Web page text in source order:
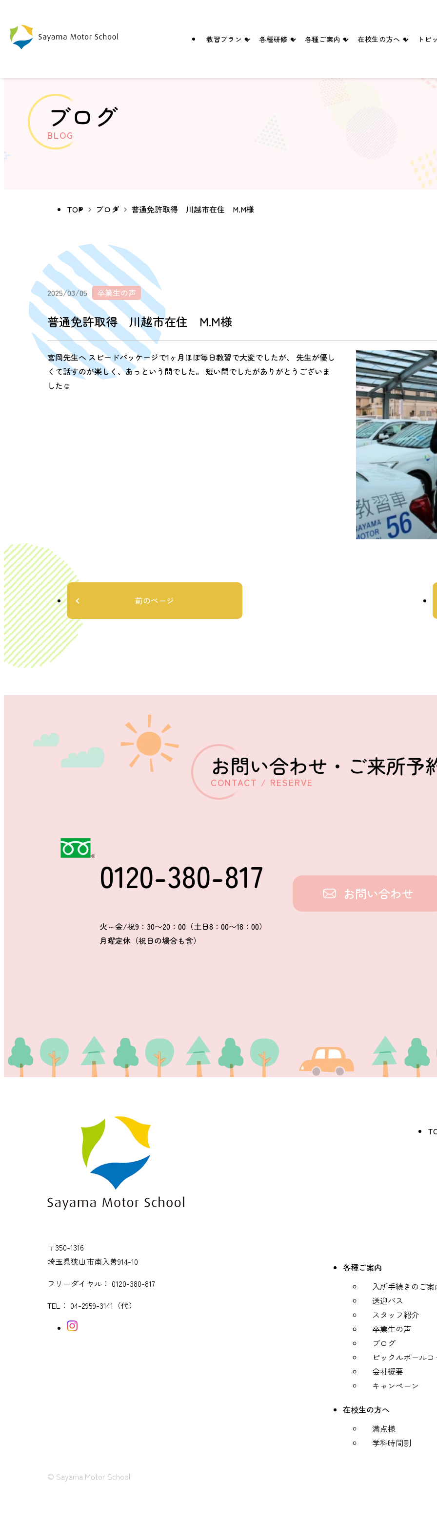
教習プラン 各種研修
シニア向け講習・講座
各種ご案内
スタッフ紹介
在校生の方へ トピ
ブログ
BLOG
TOP ブログ 普通免許取得 川越市在住 M.M様
2025/03/05 卒業生の声
普通免許取得 川越市在住 M.M様
宮岡先生へ スピードパッケージで1ヶ月ほぼ毎日教習で大変でしたが、 先生が優し
くて話すのが楽しく、あっという間でした。 短い間でしたがありがとうございま
した☺︎
前のページ
お問い合わせ・ ご来所予
CONTACT / RESERVE
0120-380-817
火～金/祝9：30〜20：00（土日8：00〜18：00）
月曜定休（祝日の場合も含）
お問い合わせ
〒350-1316
埼玉県狭山市南入曽914-10
フリーダイヤル： 0120-380-817
TEL： 04-2959-3141 （代）
各種ご案内
入所手続きのご案
送迎バス
スタッフ紹介
卒業生の声
ブログ
ピックルボール
会社概要
キャンペーン
在校生の方へ
満点様
学科時間割
© Sayama Motor School